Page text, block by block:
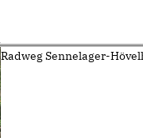
Radweg Sennelager-